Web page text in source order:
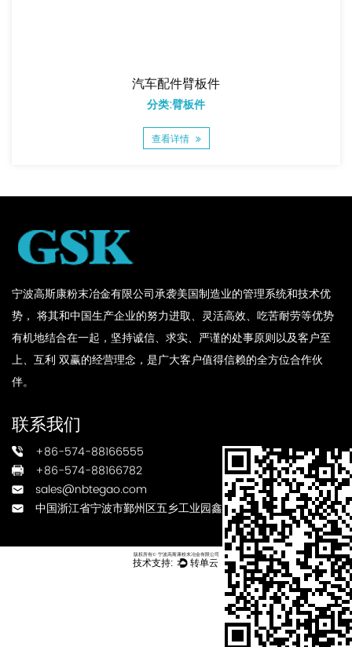
汽车配件臂板件
分类:臂板件
查看详情
宁波高斯康粉末冶金有限公司承袭美国制造业的管理系统和技术优
势， 将其和中国生产企业的努力进取、灵活高效、吃苦耐劳等优势
有机地结合在一起，坚持诚信、求实、严谨的处事原则以及客户至
上、互利 双赢的经营理念，是广大客户值得信赖的全方位合作伙
伴。
联系我们
+86-574-88166555
+86-574-88166782
sales@nbtegao.com
中国浙江省宁波市鄞州区五乡工业园鑫瑞路3号
版权所有© 宁波高斯康粉末冶金有限公司